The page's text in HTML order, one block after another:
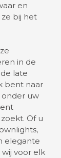
en
bij het
in de
late
bent naar
onder uw
Of u
elegante
voor elk